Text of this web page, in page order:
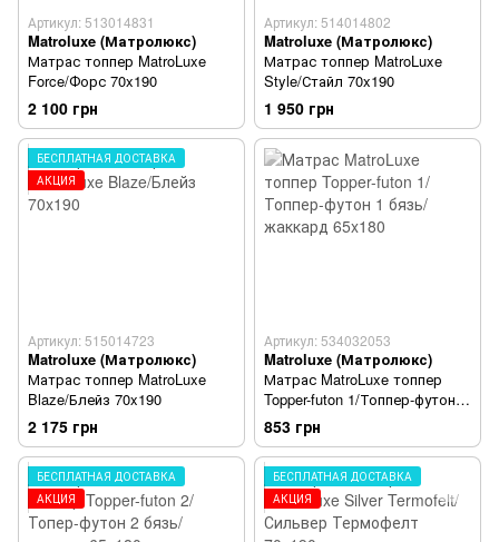
Артикул: 513014831
Matroluxe (Матролюкс)
Матрас топпер MatroLuxe
Force/Форс 70x190
2 100 грн
Артикул: 514014802
Matroluxe (Матролюкс)
Матрас топпер MatroLuxe
Style/Стайл 70x190
1 950 грн
БЕСПЛАТНАЯ ДОСТАВКА
АКЦИЯ
Артикул: 515014723
Matroluxe (Матролюкс)
Матрас топпер MatroLuxe
Blaze/Блейз 70x190
2 175 грн
Артикул: 534032053
Matroluxe (Матролюкс)
Матрас MatroLuxe топпер
Topper-futon 1/Топпер-футон 1
бязь/жаккард 65x180
853 грн
БЕСПЛАТНАЯ ДОСТАВКА
АКЦИЯ
БЕСПЛАТНАЯ ДОСТАВКА
АКЦИЯ